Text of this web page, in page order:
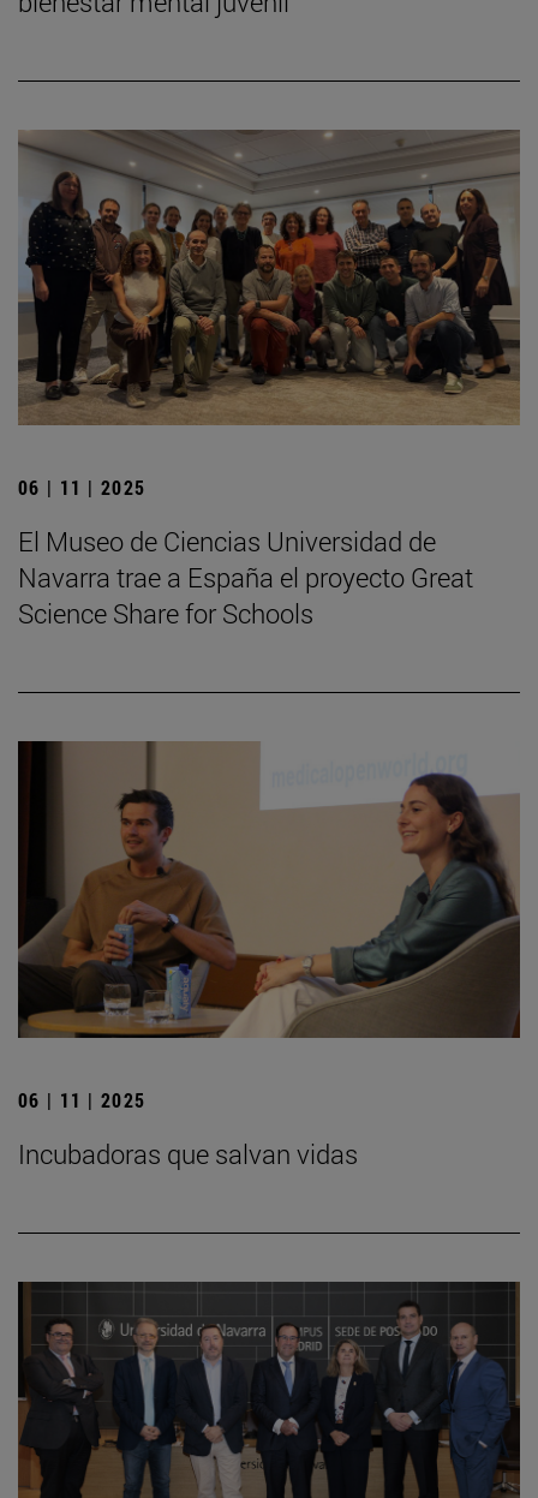
06 | 11 | 2025
El Museo de Ciencias Universidad de
Navarra trae a España el proyecto Great
Science Share for Schools
06 | 11 | 2025
Incubadoras que salvan vidas